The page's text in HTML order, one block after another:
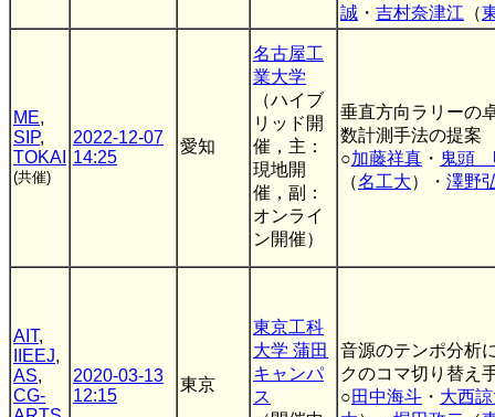
誠 ・ 吉村奈津江 （
ME,
SIP,
TOKAI
(共催)
2022-12-07
14:25
愛知
名古屋工
業大学
（ハイブ
リッド開
催，主：
現地開
催，副：
オンライ
ン開催）
垂直方向ラリーの
数計測手法の提案
○加藤祥真 ・ 鬼頭
（名工大）・ 澤野
AIT,
IIEEJ,
AS,
CG-
2020-03-13
12:15
東京
東京工科
大学 蒲田
キャンパ
ス
音源のテンポ分析
クのコマ切り替え
○田中海斗 ・ 大西